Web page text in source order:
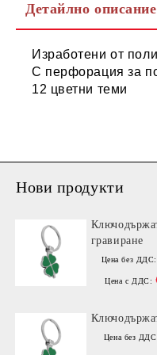
Детайлно описание
Изработени от
С перфорация за
12 цветни теми
Нови продукти
гравиране
Цена без ДДС:
Цена с ДДС:
Цена без